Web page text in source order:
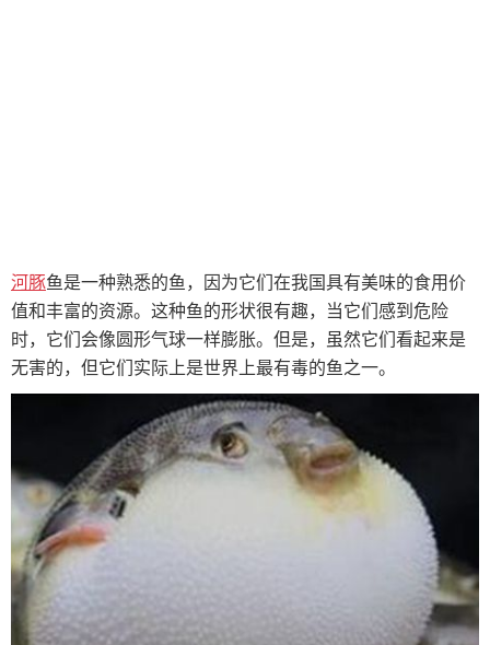
河豚鱼是一种熟悉的鱼，因为它们在我国具有美味的食用价
值和丰富的资源。这种鱼的形状很有趣，当它们感到危险
时，它们会像圆形气球一样膨胀。但是，虽然它们看起来是
无害的，但它们实际上是世界上最有毒的鱼之一。